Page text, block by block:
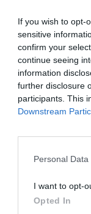
If you wish to opt-
sensitive
confirm your
continue seeing
information
further disclosure
participants. This
Downstream
Personal
I want to opt-
Opted In